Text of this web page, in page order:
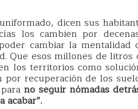
dicen sus
los cambien por
cambiar la mentalidad
Que esos millones de litros
los territorios como
recuperación de los
no seguir nómadas
acabar”.